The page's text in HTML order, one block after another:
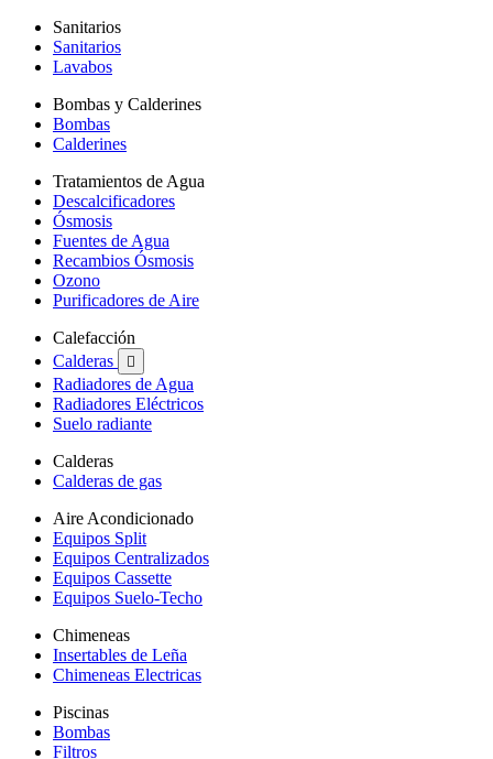
Sanitarios
Sanitarios
Lavabos
Bombas y Calderines
Bombas
Calderines
Tratamientos de Agua
Descalcificadores
Ósmosis
Fuentes de Agua
Recambios Ósmosis
Ozono
Purificadores de Aire
Calefacción
Calderas

Radiadores de Agua
Radiadores Eléctricos
Suelo radiante
Calderas
Calderas de gas
Aire Acondicionado
Equipos Split
Equipos Centralizados
Equipos Cassette
Equipos Suelo-Techo
Chimeneas
Insertables de Leña
Chimeneas Electricas
Piscinas
Bombas
Filtros